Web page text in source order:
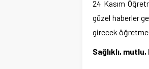
24 Kasım
güzel haberler
girecek
Sağlıklı,